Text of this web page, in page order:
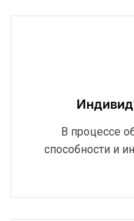
В процессе
способности и